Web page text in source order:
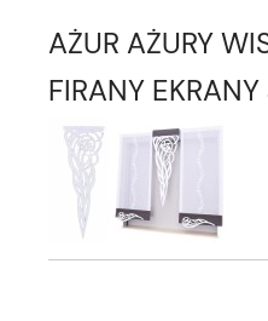
AŻUR AŻURY
FIRANY